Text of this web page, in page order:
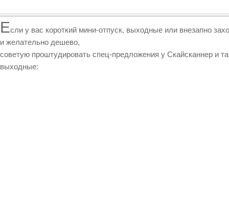
Если у вас короткий мини-отпуск, выходные или внезапно
и желательно дешево,
советую проштудировать спец-предложения у Скайсканнер и
выходные: